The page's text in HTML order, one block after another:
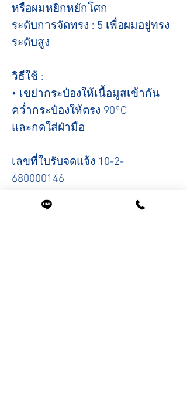
หรือผมหยิกหยักโศก
ระดับการจัดทรง : 5 เพื่อผมอยู่ทรง
ระดับสูง
วิธีใช้ :
• เขย่ากระป๋องให้เนื้อมูสเข้ากัน
คว่ำกระป๋องให้ตรง 90°C
และกดใส่ฝ่ามือ
เลขที่ใบรับจดแจ้ง 10-2-
680000146